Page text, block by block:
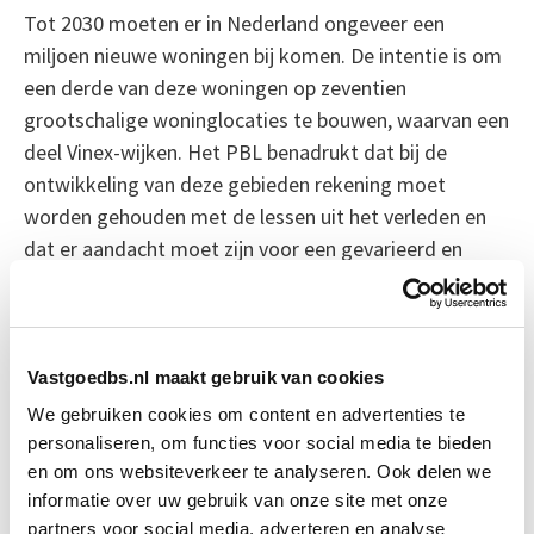
Vastgoedbs.nl maakt gebruik van cookies
We gebruiken cookies om content en advertenties te
personaliseren, om functies voor social media te bieden
en om ons websiteverkeer te analyseren. Ook delen we
informatie over uw gebruik van onze site met onze
partners voor social media, adverteren en analyse
Tot 2030 moeten er in Nederland ongeveer een
miljoen nieuwe woningen bij komen. De intentie is om
een derde van deze woningen op zeventien
grootschalige woninglocaties te bouwen, waarvan een
deel Vinex-wijken. Het PBL benadrukt dat bij de
ontwikkeling van deze gebieden rekening moet
worden gehouden met de lessen uit het verleden en
dat er aandacht moet zijn voor een gevarieerd en
Boeiend verhaal? Duik dan eens
in deze opleidingen:
Business Case voor Vastgoed- &
Start do